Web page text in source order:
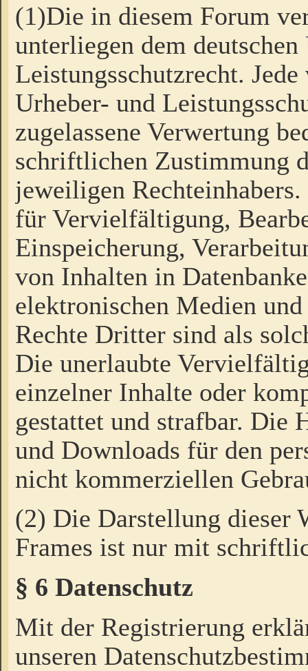
(1)Die in diesem Forum
unterliegen dem
Leistungsschutzrecht.
Urheber- und
zugelassene Verwertung
schriftlichen Zustimmung
jeweiligen
für Vervielfältigung,
Einspeicherung,
von Inhalten in
elektronischen Medien
Rechte Dritter sind als
Die unerlaubte
einzelner Inhalte oder
gestattet und strafbar. Die
und Downloads für den
nicht kommerziellen
(2) Die Darstellung dieser
Frames ist nur mit
§ 6 Datenschutz
Mit der Registrierung
unseren